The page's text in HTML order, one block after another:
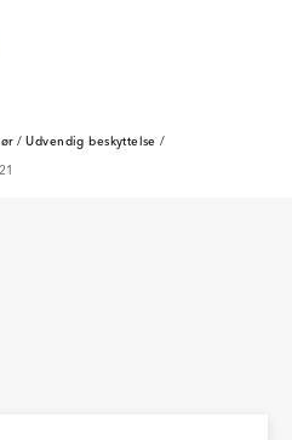
/ Udvendig beskyttelse /